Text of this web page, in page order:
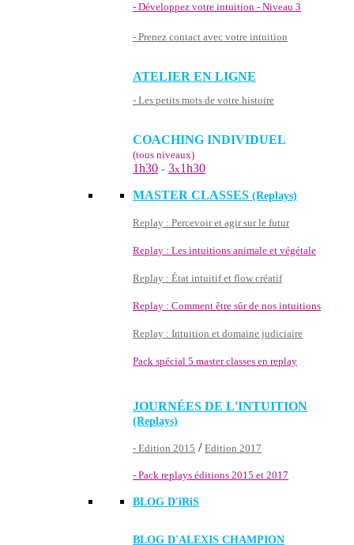
- Développez votre intuition - Niveau 3
- Prenez contact avec votre intuition
ATELIER EN LIGNE
- Les petits mots de votre histoire
COACHING INDIVIDUEL
(tous niveaux)
1h30 - 3x1h30
MASTER CLASSES (Replays)
Replay : Percevoir et agir sur le futur
Replay : Les intuitions animale et végétale
Replay : État intuitif et flow créatif
Replay : Comment être sûr de nos intuitions
Replay : Intuition et domaine judiciaire
Pack spécial 5 master classes en replay
JOURNÉES DE L'INTUITION
(Replays)
- Edition 2015 / Edition 2017
- Pack replays éditions 2015 et 2017
BLOG D'iRiS
BLOG D'ALEXIS CHAMPION